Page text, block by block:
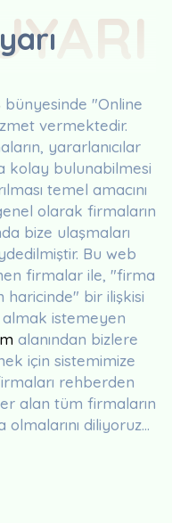
bünyesinde "Online
vermektedir.
yararlanıcılar
kolay bulunabilmesi
temel amacını
olarak firmaların
bize ulaşmaları
Bu web
firmalar ile, "firma
haricinde" bir ilişkisi
istemeyen
alanından bizlere
için sistemimize
rehberden
alan tüm firmaların
diliyoruz...